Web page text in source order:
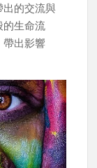
出的交流與
的生命流
帶出影響